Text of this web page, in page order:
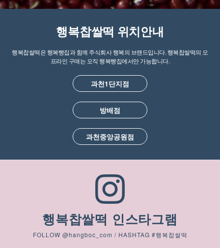
행복찹쌀떡 위치안내
행복찹쌀떡은 행복빵집과 함께 주식회사 행복의 브랜드입니다. 행복찹쌀떡의 오
프라인 구매는 오직 행복빵집에서만 가능합니다.
과천1단지점
방배점
과천중앙공원점
행복찹쌀떡 인스타그램
FOLLOW @hangboc_com / HASHTAG #행복찹쌀떡